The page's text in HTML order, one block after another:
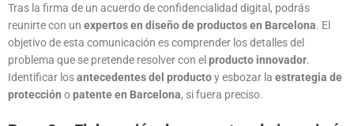
Tras la firma de un acuerdo de confidencialidad digital, podrás
reunirte con un expertos en diseño de productos en Barcelona. El
objetivo de esta comunicación es comprender los detalles del
problema que se pretende resolver con elproducto innovador.
Identificar losantecedentes del productoy esbozar la estrategia de
protección opatente en Barcelona, si fuera preciso.